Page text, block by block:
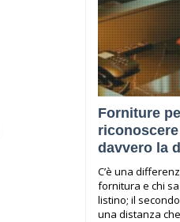
Forniture
davvero la
C’è una
fornitura e chi
listino; il
una distanza